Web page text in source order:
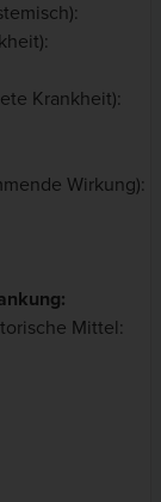
Krankheit):
Wirkung):
Mittel: